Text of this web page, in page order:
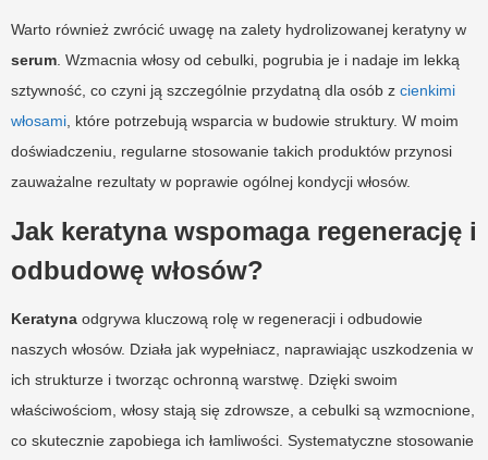
Warto również zwrócić uwagę na zalety hydrolizowanej keratyny w
serum . Wzmacnia włosy od cebulki, pogrubia je i nadaje im lekką
sztywność, co czyni ją szczególnie przydatną dla osób z cienkimi
włosami , które potrzebują wsparcia w budowie struktury. W moim
doświadczeniu, regularne stosowanie takich produktów przynosi
zauważalne rezultaty w poprawie ogólnej kondycji włosów.
Jak keratyna wspomaga regenerację i
odbudowę włosów?
Keratyna odgrywa kluczową rolę w regeneracji i odbudowie
naszych włosów. Działa jak wypełniacz, naprawiając uszkodzenia w
ich strukturze i tworząc ochronną warstwę. Dzięki swoim
właściwościom, włosy stają się zdrowsze, a cebulki są wzmocnione,
co skutecznie zapobiega ich łamliwości. Systematyczne stosowanie